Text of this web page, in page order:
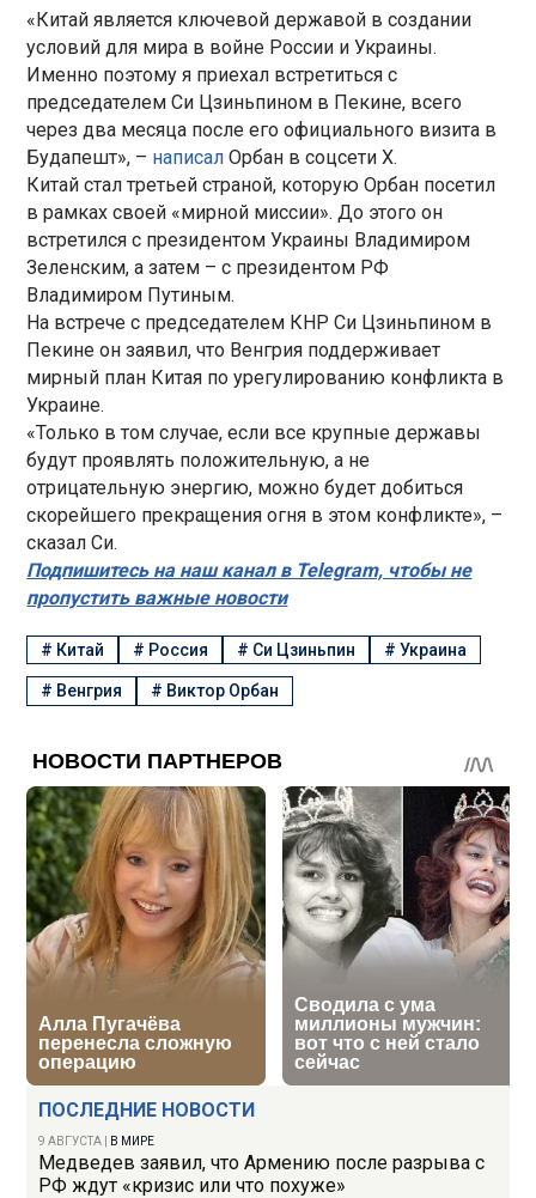
ПОСЛЕДНИЕ НОВОСТИ
9 АВГУСТА В МИРЕ
Медведев заявил, что Армению после разрыва с
РФ ждут «кризис или что похуже»
«Китай является ключевой державой в создании
условий для мира в войне России и Украины.
Именно поэтому я приехал встретиться с
председателем Си Цзиньпином в Пекине, всего
через два месяца после его официального визита в
Будапешт», – написалОрбан в соцсети Х.
Китай стал третьей страной, которую Орбан посетил
в рамках своей «мирной миссии». До этого он
встретился с президентом Украины Владимиром
Зеленским, а затем – с президентом РФ
Владимиром Путиным.
На встрече с председателем КНР Си Цзиньпином в
Пекине он заявил, что Венгрия поддерживает
мирный план Китая по урегулированию конфликта в
Украине.
«Только в том случае, если все крупные державы
будут проявлять положительную, а не
отрицательную энергию, можно будет добиться
скорейшего прекращения огня в этом конфликте», –
сказал Си.
Подпишитесь на наш канал в Telegram, чтобы не
пропустить важные новости
# Китай # Россия # Си Цзиньпин # Украина
# Венгрия # Виктор Орбан